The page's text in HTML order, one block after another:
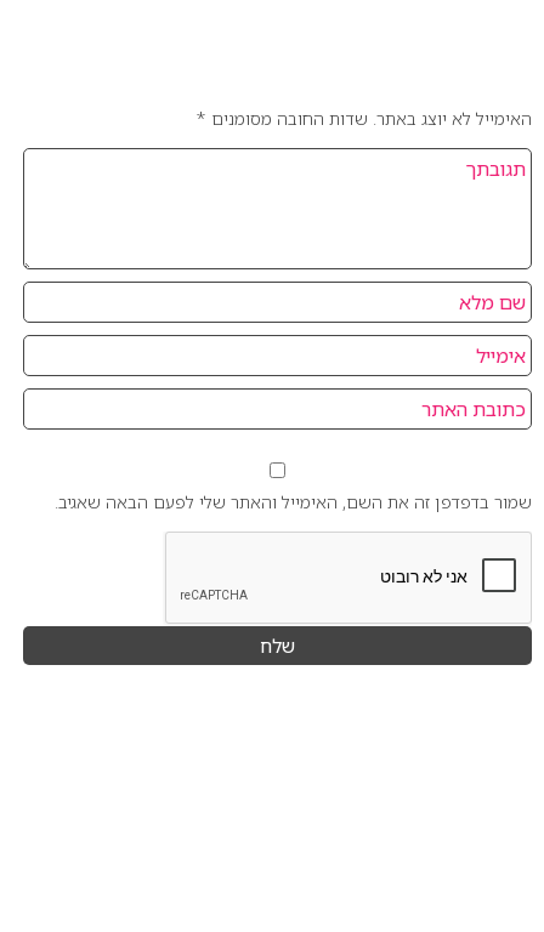
האימייל לא יוצג באתר. שדות החובה מסומנים *
שמור בדפדפן זה את השם, האימייל והאתר שלי לפעם הבאה שאגיב.